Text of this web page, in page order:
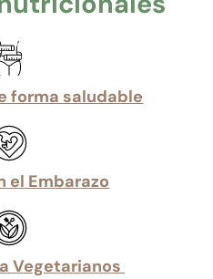
forma saludable
el Embarazo​
Vegetarianos